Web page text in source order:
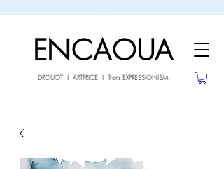
ENCAOUA
DROUOT I ARTPRICE I Trans EXPRESSIONISM